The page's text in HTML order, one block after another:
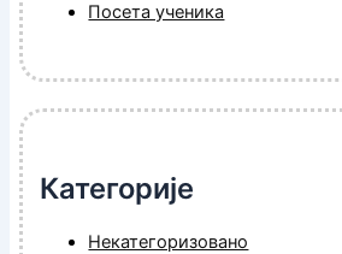
Посета ученика
Категорије
Некатегоризовано